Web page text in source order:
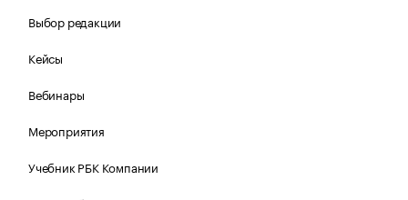
Выбор редакции
Кейсы
Вебинары
Мероприятия
Учебник РБК Компании